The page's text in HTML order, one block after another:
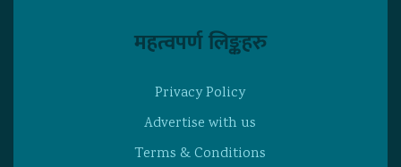
महत्वपर्ण लिङ्कहरु
Privacy Policy
Advertise with us
Terms & Conditions